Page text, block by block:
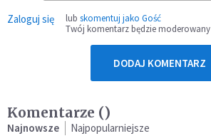
Zaloguj się lub skomentuj jako Gość
Twój komentarz będzie moderowany
DODAJ KOMENTARZ
Komentarze ()
Najnowsze Najpopularniejsze